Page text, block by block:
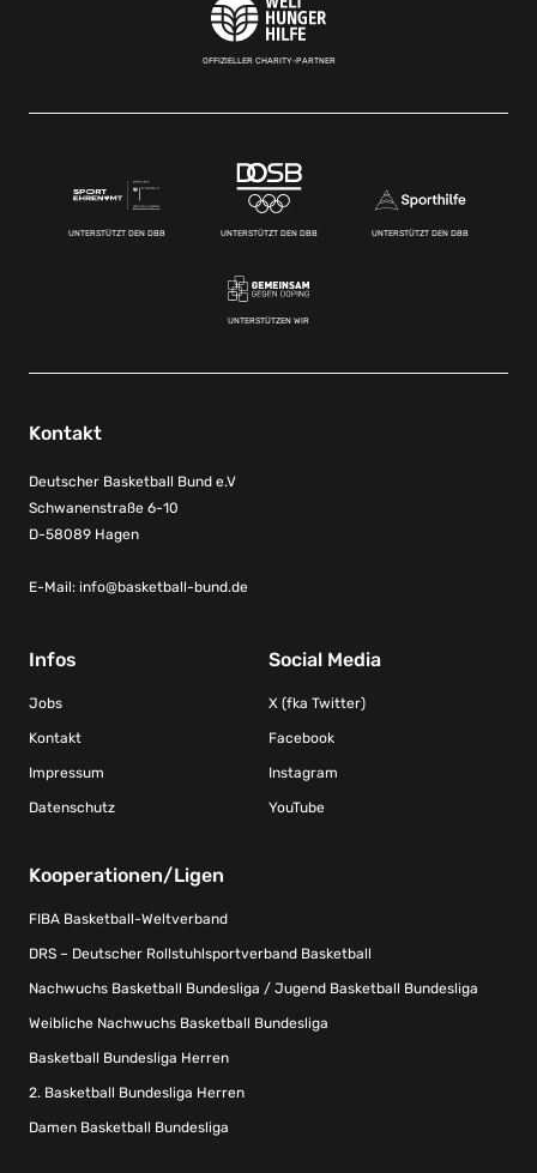
OFFIZIELLER CHARITY-PARTNER
UNTERSTÜTZT DEN DBB UNTERSTÜTZT DEN DBB UNTERSTÜTZT DEN DBB
UNTERSTÜTZEN WIR
Kontakt
Deutscher Basketball Bund e.V
Schwanenstraße 6-10
D-58089 Hagen
E-Mail: info@basketball-bund.de
Infos
Jobs
Kontakt
Impressum
Datenschutz
Social Media
X (fka Twitter)
Facebook
Instagram
YouTube
Kooperationen/Ligen
FIBA Basketball-Weltverband
DRS – Deutscher Rollstuhlsportverband Basketball
Nachwuchs Basketball Bundesliga / Jugend Basketball Bundesliga
Weibliche Nachwuchs Basketball Bundesliga
Basketball Bundesliga Herren
2. Basketball Bundesliga Herren
Damen Basketball Bundesliga